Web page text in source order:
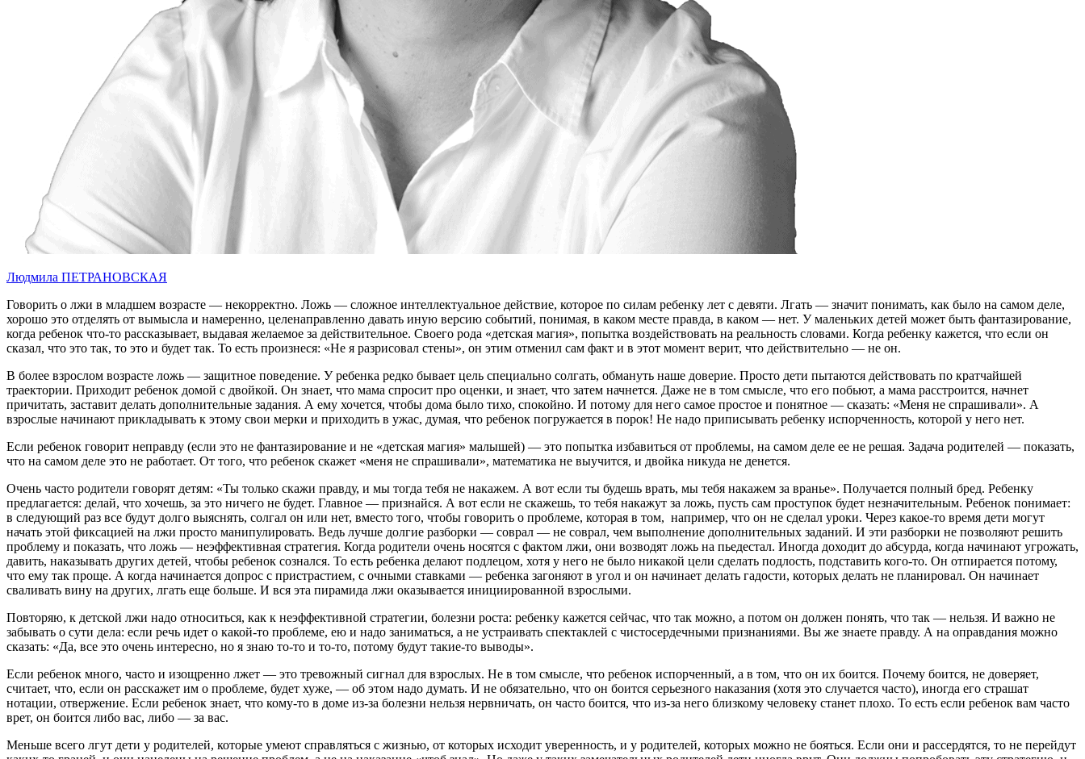
Людмила ПЕТРАНОВСКАЯ
Говорить о лжи в младшем возрасте — некорректно. Ложь — сложное интеллектуальное действие, которое по силам ребенку лет с девяти. Лгать — значит понимать, как было на самом деле,
хорошо это отделять от вымысла и намеренно, целенаправленно давать иную версию событий, понимая, в каком месте правда, в каком — нет. У маленьких детей может быть фантазирование,
когда ребенок что-то рассказывает, выдавая желаемое за действительное. Своего рода «детская магия», попытка воздействовать на реальность словами. Когда ребенку кажется, что если он
сказал, что это так, то это и будет так. То есть произнеся: «Не я разрисовал стены», он этим отменил сам факт и в этот момент верит, что действительно — не он.
В более взрослом возрасте ложь — защитное поведение. У ребенка редко бывает цель специально солгать, обмануть наше доверие. Просто дети пытаются действовать по кратчайшей
траектории. Приходит ребенок домой с двойкой. Он знает, что мама спросит про оценки, и знает, что затем начнется. Даже не в том смысле, что его побьют, а мама расстроится, начнет
причитать, заставит делать дополнительные задания. А ему хочется, чтобы дома было тихо, спокойно. И потому для него самое простое и понятное — сказать: «Меня не спрашивали». А
взрослые начинают прикладывать к этому свои мерки и приходить в ужас, думая, что ребенок погружается в порок! Не надо приписывать ребенку испорченность, которой у него нет.
Если ребенок говорит неправду (если это не фантазирование и не «детская магия» малышей) — это попытка избавиться от проблемы, на самом деле ее не решая. Задача родителей — показать,
что на самом деле это не работает. От того, что ребенок скажет «меня не спрашивали», математика не выучится, и двойка никуда не денется.
Очень часто родители говорят детям: «Ты только скажи правду, и мы тогда тебя не накажем. А вот если ты будешь врать, мы тебя накажем за вранье». Получается полный бред. Ребенку
предлагается: делай, что хочешь, за это ничего не будет. Главное — признайся. А вот если не скажешь, то тебя накажут за ложь, пусть сам проступок будет незначительным. Ребенок понимает:
в следующий раз все будут долго выяснять, солгал он или нет, вместо того, чтобы говорить о проблеме, которая в том, например, что он не сделал уроки. Через какое-то время дети могут
начать этой фиксацией на лжи просто манипулировать. Ведь лучше долгие разборки — соврал — не соврал, чем выполнение дополнительных заданий. И эти разборки не позволяют решить
проблему и показать, что ложь — неэффективная стратегия. Когда родители очень носятся с фактом лжи, они возводят ложь на пьедестал. Иногда доходит до абсурда, когда начинают угрожать,
давить, наказывать других детей, чтобы ребенок сознался. То есть ребенка делают подлецом, хотя у него не было никакой цели сделать подлость, подставить кого-то. Он отпирается потому,
что ему так проще. А когда начинается допрос с пристрастием, с очными ставками — ребенка загоняют в угол и он начинает делать гадости, которых делать не планировал. Он начинает
сваливать вину на других, лгать еще больше. И вся эта пирамида лжи оказывается инициированной взрослыми.
Повторяю, к детской лжи надо относиться, как к неэффективной стратегии, болезни роста: ребенку кажется сейчас, что так можно, а потом он должен понять, что так — нельзя. И важно не
забывать о сути дела: если речь идет о какой-то проблеме, ею и надо заниматься, а не устраивать спектаклей с чистосердечными признаниями. Вы же знаете правду. А на оправдания можно
сказать: «Да, все это очень интересно, но я знаю то-то и то-то, потому будут такие-то выводы».
Если ребенок много, часто и изощренно лжет — это тревожный сигнал для взрослых. Не в том смысле, что ребенок испорченный, а в том, что он их боится. Почему боится, не доверяет,
считает, что, если он расскажет им о проблеме, будет хуже, — об этом надо думать. И не обязательно, что он боится серьезного наказания (хотя это случается часто), иногда его страшат
нотации, отвержение. Если ребенок знает, что кому-то в доме из-за болезни нельзя нервничать, он часто боится, что из-за него близкому человеку станет плохо. То есть если ребенок вам часто
врет, он боится либо вас, либо — за вас.
Меньше всего лгут дети у родителей, которые умеют справляться с жизнью, от которых исходит уверенность, и у родителей, которых можно не бояться. Если они и рассердятся, то не перейдут